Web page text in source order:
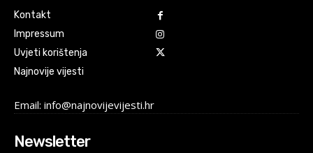
Kontakt
Impressum
Uvjeti korištenja
Najnovije vijesti
Email: info@najnovijevijesti.hr
Newsletter